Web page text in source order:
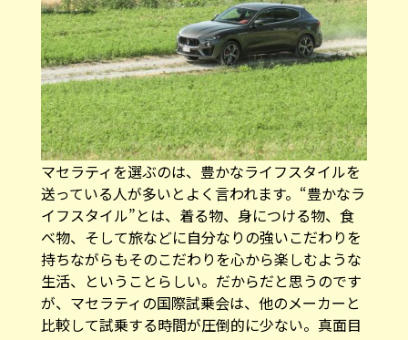
マセラティを選ぶのは、豊かなライフスタイルを
送っている人が多いとよく言われます。“豊かなラ
イフスタイル”とは、着る物、身につける物、食
べ物、そして旅などに自分なりの強いこだわりを
持ちながらもそのこだわりを心から楽しむような
生活、ということらしい。だからだと思うのです
が、マセラティの国際試乗会は、他のメーカーと
比較して試乗する時間が圧倒的に少ない。真面目